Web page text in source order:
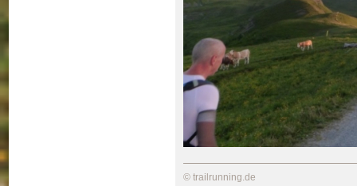
© trailrunning.de